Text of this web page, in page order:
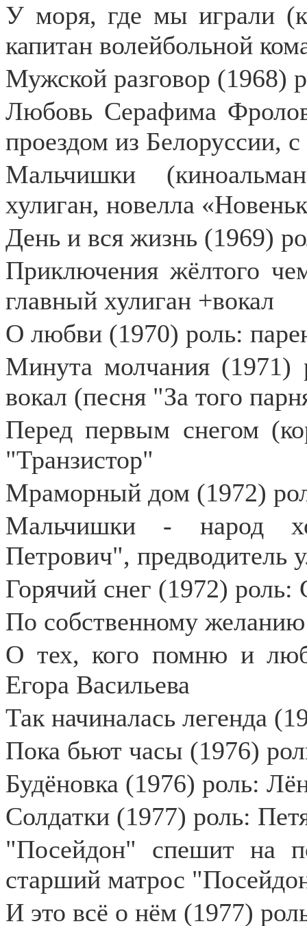
У моря, где мы играли
капитан волейбольной
Мужской разговор
Любовь Серафима
проездом из Белоруссии, с
Мальчишки
хулиган, новелла
День и вся жизнь (1969)
Приключения жёлтого
главный хулиган +вокал
О любви (1970) роль:
Минута молчания (1971)
вокал (песня "За того
Перед первым снегом
"Транзистор"
Мраморный дом (1972)
Мальчишки - народ
Петрович", предводитель
Горячий снег (1972) роль:
По собственному
О тех, кого помню и
Егора Васильева
Так начиналась легенда
Пока бьют часы (1976)
Будёновка (1976) роль:
Солдатки (1977) роль:
"Посейдон" спешит на
старший матрос
И это всё о нём (1977)